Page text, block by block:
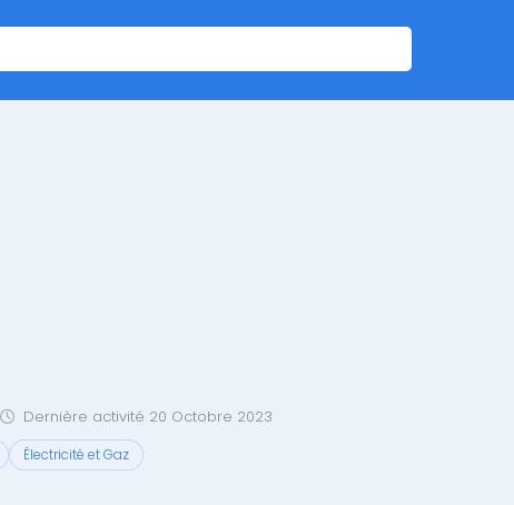
Dernière activité 20 Octobre 2023
Électricité et Gaz